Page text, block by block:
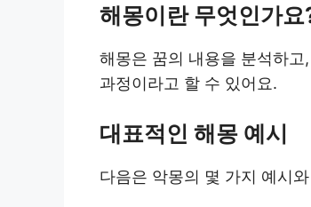
해몽이란 무엇인가요
해몽은 꿈의 내용을 분석하
과정이라고 할 수 있어요.
대표적인 해몽 예시
다음은 악몽의 몇 가지 예시